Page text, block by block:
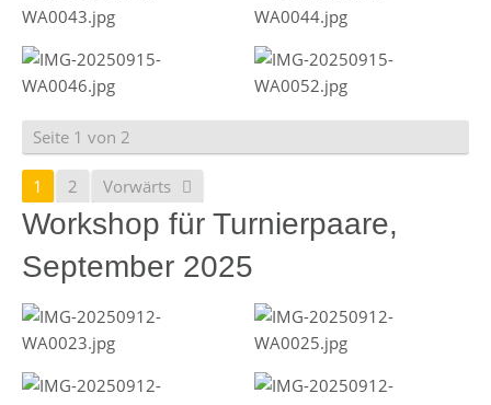
Seite 1 von 2
1 2 Vorwärts
Workshop für Turnierpaare,
September 2025